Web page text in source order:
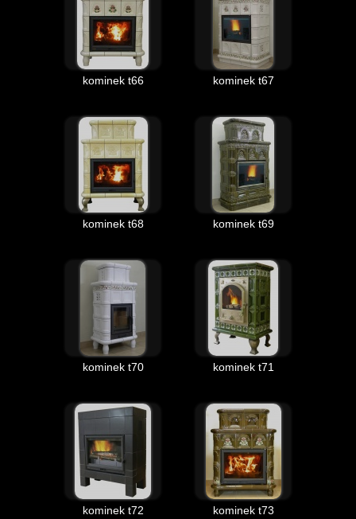
kominek t66 kominek t67
kominek t68 kominek t69
kominek t70 kominek t71
kominek t72 kominek t73